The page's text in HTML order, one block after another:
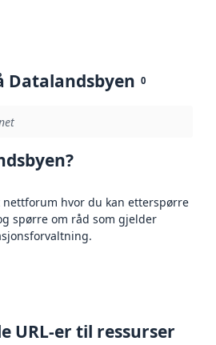
Datalandsbyen 0
nettforum hvor du kan etterspørre
spørre om råd som gjelder
URL-er til ressurser